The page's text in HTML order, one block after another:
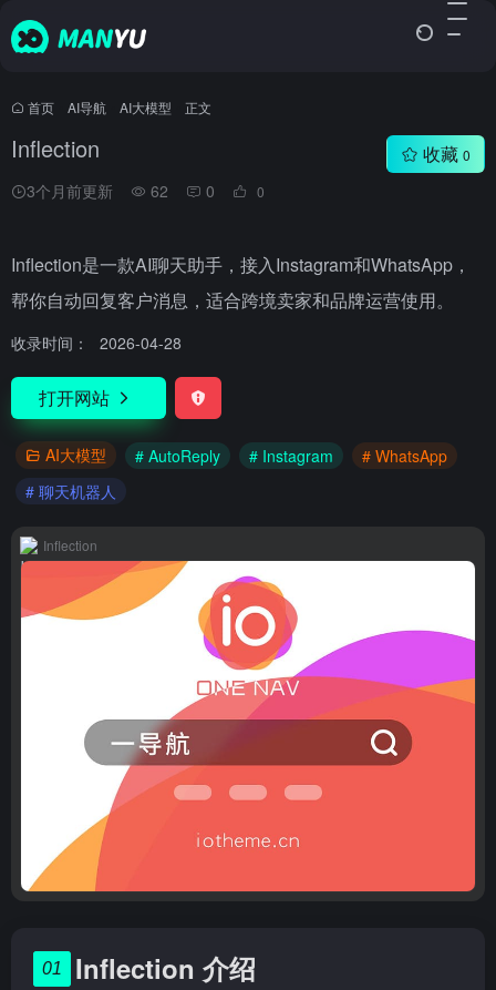
首页 AI导航 AI大模型 正文
Inflection
3个月前更新 62 0 0
收藏 0
Inflection是一款AI聊天助手，接入Instagram和WhatsApp，
帮你自动回复客户消息，适合跨境卖家和品牌运营使用。
收录时间： 2026-04-28
打开网站
AI大模型 # AutoReply # Instagram
# WhatsApp
# 聊天机器人
Inflection
01 Inflection 介绍